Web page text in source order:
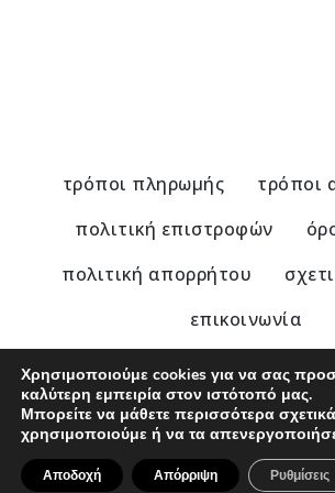
τρόποι πληρωμής
τρόποι
πολιτική επιστροφών
πολιτική απορρήτου
επικοινωνία
© 2020 - 2025 Nu Modern
Χρησιμοποιούμε cookies για να σας
καλύτερη εμπειρία στον ιστότοπό μας.
Μπορείτε να μάθετε περισσότερα
χρησιμοποιούμε ή να τα
Αποδοχή Απόρριψη Ρυθμίσεις